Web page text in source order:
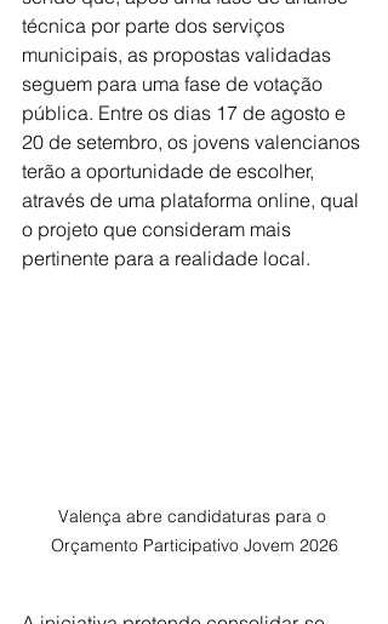
técnica por parte dos serviços
municipais, as propostas validadas
seguem para uma fase de votação
pública. Entre os dias 17 de agosto e
20 de setembro, os jovens valencianos
terão a oportunidade de escolher,
através de uma plataforma online, qual
o projeto que consideram mais
pertinente para a realidade local.
Valença abre candidaturas para o
Orçamento Participativo Jovem 2026